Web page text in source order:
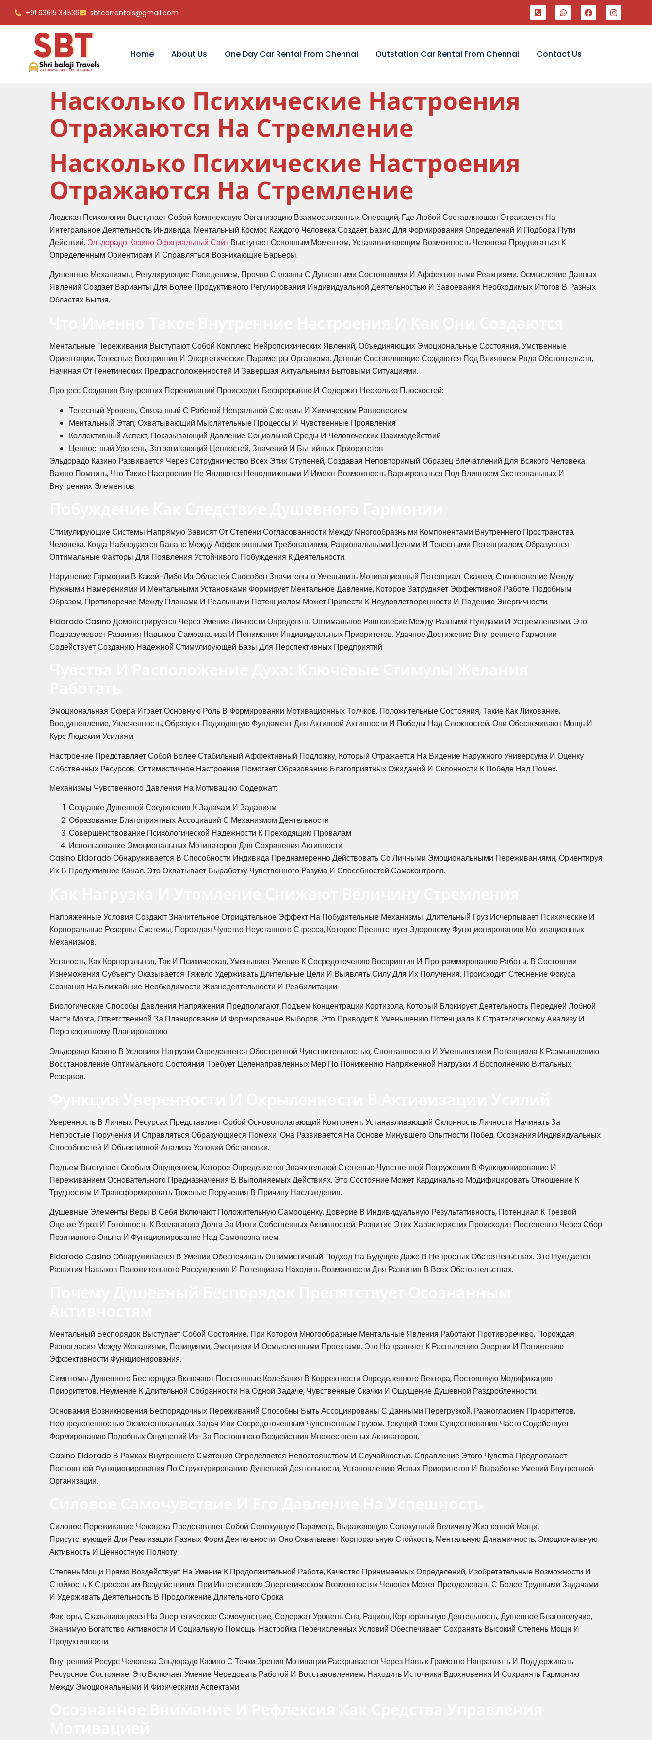
+91 93615 34536 sbtcarrentals@gmail.com
Home About Us One Day Car Rental From Chennai Outstation Car Rental From Chennai Contact Us
Насколько Психические Настроения
Отражаются На Стремление
Насколько Психические Настроения
Отражаются На Стремление
Людская Психология Выступает Собой Комплексную Организацию Взаимосвязанных Операций, Где Любой Составляющая Отражается На
Интегральное Деятельность Индивида. Ментальный Космос Каждого Человека Создает Базис Для Формирования Определений И Подбора Пути
Действий. Эльдорадо Казино Официальный Сайт Выступает Основным Моментом, Устанавливающим Возможность Человека Продвигаться К
Определенным Ориентирам И Справляться Возникающие Барьеры.
Душевные Механизмы, Регулирующие Поведением, Прочно Связаны С Душевными Состояниями И Аффективными Реакциями. Осмысление Данных
Явлений Создает Варианты Для Более Продуктивного Регулирования Индивидуальной Деятельностью И Завоевания Необходимых Итогов В Разных
Областях Бытия.
Ментальные Переживания Выступают Собой Комплекс Нейропсихических Явлений, Объединяющих Эмоциональные Состояния, Умственные
Ориентации, Телесные Восприятия И Энергетические Параметры Организма. Данные Составляющие Создаются Под Влиянием Ряда Обстоятельств,
Начиная От Генетических Предрасположенностей И Завершая Актуальными Бытовыми Ситуациями.
Процесс Создания Внутренних Переживаний Происходит Беспрерывно И Содержит Несколько Плоскостей:
Телесный Уровень, Связанный С Работой Невральной Системы И Химическим Равновесием
Ментальный Этап, Охватывающий Мыслительные Процессы И Чувственные Проявления
Коллективный Аспект, Показывающий Давление Социальной Среды И Человеческих Взаимодействий
Ценностный Уровень, Затрагивающий Ценностей, Значений И Бытийных Приоритетов
Эльдорадо Казино Развивается Через Сотрудничество Всех Этих Ступеней, Создавая Неповторимый Образец Впечатлений Для Всякого Человека.
Важно Помнить, Что Такие Настроения Не Являются Неподвижными И Имеют Возможность Варьироваться Под Влиянием Экстернальных И
Внутренних Элементов.
Стимулирующие Системы Напрямую Зависят От Степени Согласованности Между Многообразными Компонентами Внутреннего Пространства
Человека. Когда Наблюдается Баланс Между Аффективными Требованиями, Рациональными Целями И Телесными Потенциалом, Образуются
Оптимальные Факторы Для Появления Устойчивого Побуждения К Деятельности.
Нарушение Гармонии В Какой-Либо Из Областей Способен Значительно Уменьшить Мотивационный Потенциал. Скажем, Столкновение Между
Нужными Намерениями И Ментальными Установками Формирует Ментальное Давление, Которое Затрудняет Эффективной Работе. Подобным
Образом, Противоречие Между Планами И Реальными Потенциалом Может Привести К Неудовлетворенности И Падению Энергичности.
Eldorado Casino Демонстрируется Через Умение Личности Определять Оптимальное Равновесие Между Разными Нуждами И Устремлениями. Это
Подразумевает Развития Навыков Самоанализа И Понимания Индивидуальных Приоритетов. Удачное Достижение Внутреннего Гармонии
Содействует Созданию Надежной Стимулирующей Базы Для Перспективных Предприятий.
Эмоциональная Сфера Играет Основную Роль В Формировании Мотивационных Толчков. Положительные Состояния, Такие Как Ликование,
Воодушевление, Увлеченность, Образуют Подходящую Фундамент Для Активной Активности И Победы Над Сложностей. Они Обеспечивают Мощь И
Курс Людским Усилиям.
Настроение Представляет Собой Более Стабильный Аффективный Подложку, Который Отражается На Видение Наружного Универсума И Оценку
Собственных Ресурсов. Оптимистичное Настроение Помогает Образованию Благоприятных Ожиданий И Склонности К Победе Над Помех.
Механизмы Чувственного Давления На Мотивацию Содержат:
Создание Душевной Соединения К Задачам И Заданиям
Образование Благоприятных Ассоциаций С Механизмом Деятельности
Совершенствование Психологической Надежности К Преходящим Провалам
Использование Эмоциональных Мотиваторов Для Сохранения Активности
Casino Eldorado Обнаруживается В Способности Индивида Преднамеренно Действовать Со Личными Эмоциональными Переживаниями, Ориентируя
Их В Продуктивное Канал. Это Охватывает Выработку Чувственного Разума И Способностей Самоконтроля.
Напряженные Условия Создают Значительное Отрицательное Эффект На Побудительные Механизмы. Длительный Груз Исчерпывает Психические И
Корпоральные Резервы Системы, Порождая Чувство Неустанного Стресса, Которое Препятствует Здоровому Функционированию Мотивационных
Механизмов.
Усталость, Как Корпоральная, Так И Психическая, Уменьшает Умение К Сосредоточению Восприятия И Программированию Работы. В Состоянии
Изнеможения Субъекту Оказывается Тяжело Удерживать Длительные Цели И Выявлять Силу Для Их Получения. Происходит Стеснение Фокуса
Сознания На Ближайшие Необходимости Жизнедеятельности И Реабилитации.
Биологические Способы Давления Напряжения Предполагают Подъем Концентрации Кортизола, Который Блокирует Деятельность Передней Лобной
Части Мозга, Ответственной За Планирование И Формирование Выборов. Это Приводит К Уменьшению Потенциала К Стратегическому Анализу И
Перспективному Планированию.
Эльдорадо Казино В Условиях Нагрузки Определяется Обостренной Чувствительностью, Спонтанностью И Уменьшением Потенциала К Размышлению.
Восстановление Оптимального Состояния Требует Целенаправленных Мер По Понижению Напряженной Нагрузки И Восполнению Витальных
Резервов.
Уверенность В Личных Ресурсах Представляет Собой Основополагающий Компонент, Устанавливающий Склонность Личности Начинать За
Непростые Поручения И Справляться Образующиеся Помехи. Она Развивается На Основе Минувшего Опытности Побед, Осознания Индивидуальных
Способностей И Объективной Анализа Условий Обстановки.
Подъем Выступает Особым Ощущением, Которое Определяется Значительной Степенью Чувственной Погружения В Функционирование И
Переживанием Основательного Предназначения В Выполняемых Действиях. Это Состояние Может Кардинально Модифицировать Отношение К
Трудностям И Трансформировать Тяжелые Поручения В Причину Наслаждения.
Душевные Элементы Веры В Себя Включают Положительную Самооценку, Доверие В Индивидуальную Результативность, Потенциал К Трезвой
Оценке Угроз И Готовность К Возлаганию Долга За Итоги Собственных Активностей. Развитие Этих Характеристик Происходит Постепенно Через Сбор
Позитивного Опыта И Функционирование Над Самопознанием.
Eldorado Casino Обнаруживается В Умении Обеспечивать Оптимистичный Подход На Будущее Даже В Непростых Обстоятельствах. Это Нуждается
Развития Навыков Положительного Рассуждения И Потенциала Находить Возможности Для Развития В Всех Обстоятельствах.
Ментальный Беспорядок Выступает Собой Состояние, При Котором Многообразные Ментальные Явления Работают Противоречиво, Порождая
Разногласия Между Желаниями, Позициями, Эмоциями И Осмысленными Проектами. Это Направляет К Распылению Энергии И Понижению
Эффективности Функционирования.
Симптомы Душевного Беспорядка Включают Постоянные Колебания В Корректности Определенного Вектора, Постоянную Модификацию
Приоритетов, Неумение К Длительной Собранности На Одной Задаче, Чувственные Скачки И Ощущение Душевной Раздробленности.
Основания Возникновения Беспорядочных Переживаний Способны Быть Ассоциированы С Данными Перегрузкой, Разногласием Приоритетов,
Неопределенностью Экзистенциальных Задач Или Сосредоточенным Чувственным Грузом. Текущий Темп Существования Часто Содействует
Формированию Подобных Ощущений Из-За Постоянного Воздействия Множественных Активаторов.
Casino Eldorado В Рамках Внутреннего Смятения Определяется Непостоянством И Случайностью. Справление Этого Чувства Предполагает
Постоянной Функционирования По Структурированию Душевной Деятельности, Установлению Ясных Приоритетов И Выработке Умений Внутренней
Организации.
Силовое Переживание Человека Представляет Собой Совокупную Параметр, Выражающую Совокупный Величину Жизненной Мощи,
Присутствующей Для Реализации Разных Форм Деятельности. Оно Охватывает Корпоральную Стойкость, Ментальную Динамичность, Эмоциональную
Активность И Ценностную Полноту.
Степень Мощи Прямо Воздействует На Умение К Продолжительной Работе, Качество Принимаемых Определений, Изобретательные Возможности И
Стойкость К Стрессовым Воздействиям. При Интенсивном Энергетическом Возможностях Человек Может Преодолевать С Более Трудными Задачами
И Удерживать Деятельность В Продолжение Длительного Срока.
Факторы, Сказывающиеся На Энергетическое Самочувствие, Содержат Уровень Сна, Рацион, Корпоральную Деятельность, Душевное Благополучие,
Значимую Богатство Активности И Социальную Помощь. Настройка Перечисленных Условий Обеспечивает Сохранять Высокий Степень Мощи И
Продуктивности.
Внутренний Ресурс Человека Эльдорадо Казино С Точки Зрения Мотивации Раскрывается Через Навык Грамотно Направлять И Поддерживать
Ресурсное Состояние. Это Включает Умение Чередовать Работой И Восстановлением, Находить Источники Вдохновения И Сохранять Гармонию
Между Эмоциональными И Физическими Аспектами.